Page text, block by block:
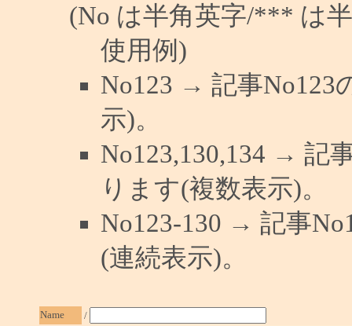
(No は半角英字/*** は
使用例)
No123 → 記事No123
示)。
No123,130,134 → 記
ります(複数表示)。
No123-130 → 記事
(連続表示)。
Name
/